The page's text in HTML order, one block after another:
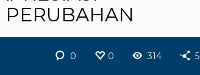
0 0 314 5